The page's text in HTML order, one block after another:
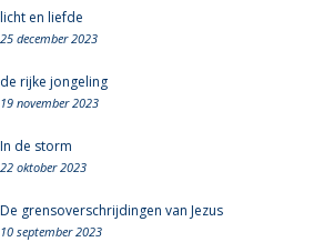
licht en liefde
25 december 2023
de rijke jongeling
19 november 2023
In de storm
22 oktober 2023
De grensoverschrijdingen van Jezus
10 september 2023